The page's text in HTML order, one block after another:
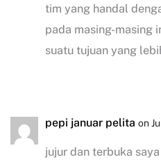
tim yang handal
pada masing-masing
suatu tujuan yang
pepi januar pelita on
jujur dan terbuka